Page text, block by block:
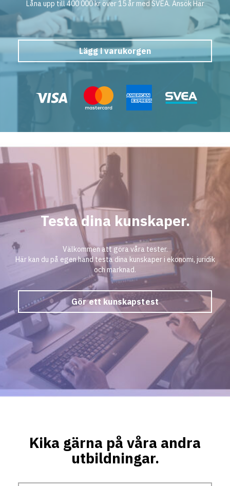
Låna upp till 400 000 kr över 15 år med SVEA. Ansök Här
Lägg i varukorgen
Testa dina kunskaper.
Välkommen att göra våra tester.
Här kan du på egen hand testa dina kunskaper i ekonomi, juridik
och marknad.
Gör ett kunskapstest
Kika gärna på våra andra
utbildningar.